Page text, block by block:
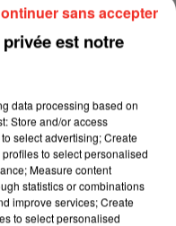
Voir plus
est notre
data processing based on
Store and/or access
select advertising; Create
to select personalised
Measure content
statistics or combinations
improve services; Create
to select personalised
sans accepter